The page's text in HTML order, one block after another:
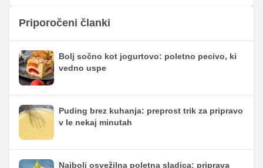
Priporočeni članki
Bolj sočno kot jogurtovo: poletno pecivo, ki
vedno uspe
Puding brez kuhanja: preprost trik za pripravo
v le nekaj minutah
Najbolj osvežilna poletna sladica: priprava